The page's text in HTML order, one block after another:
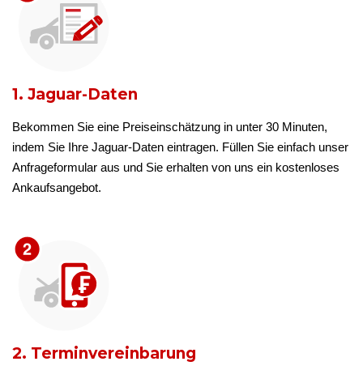
1. Jaguar-Daten
Bekommen Sie eine Preiseinschätzung in unter 30 Minuten,
indem Sie Ihre Jaguar-Daten eintragen. Füllen Sie einfach unser
Anfrageformular aus und Sie erhalten von uns ein kostenloses
Ankaufsangebot.
2. Terminvereinbarung